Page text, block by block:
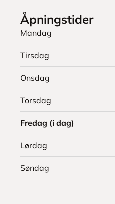
Åpningstider
Mandag
Tirsdag
Onsdag
Torsdag
Fredag (i dag)
Lørdag
Søndag